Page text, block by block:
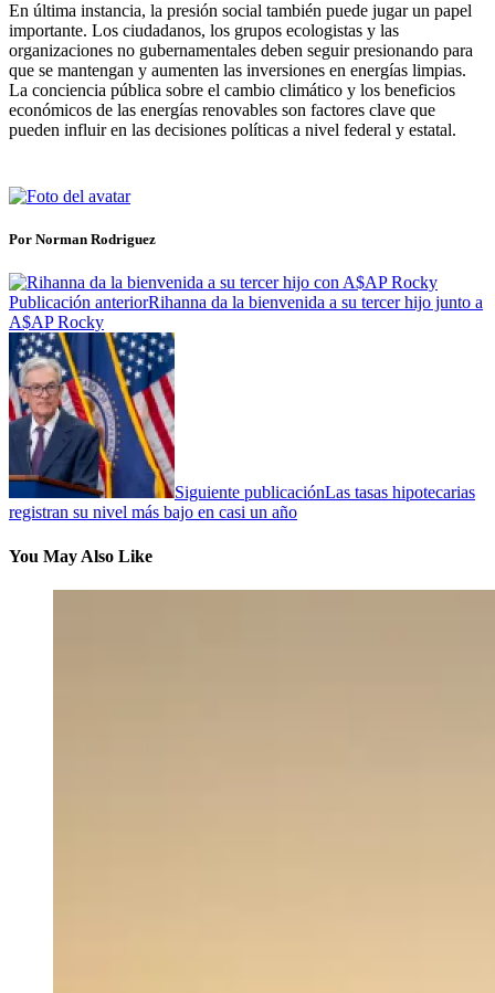
En última instancia, la presión social también puede jugar un papel
importante. Los ciudadanos, los grupos ecologistas y las
organizaciones no gubernamentales deben seguir presionando para
que se mantengan y aumenten las inversiones en energías limpias.
La conciencia pública sobre el cambio climático y los beneficios
económicos de las energías renovables son factores clave que
pueden influir en las decisiones políticas a nivel federal y estatal.
Por Norman Rodriguez
Publicación anteriorRihanna da la bienvenida a su tercer hijo junto a
A$AP Rocky
Siguiente publicaciónLas tasas hipotecarias
registran su nivel más bajo en casi un año
You May Also Like